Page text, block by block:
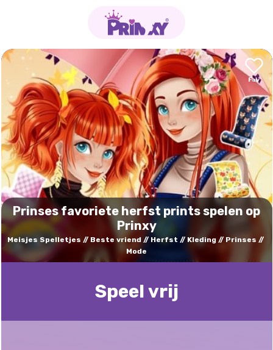
Prinses favoriete herfst prints spelen op
Prinxy
Meisjes Spelletjes Beste vriend Herfst Kleding
Prinses
Mode
Speel vrij